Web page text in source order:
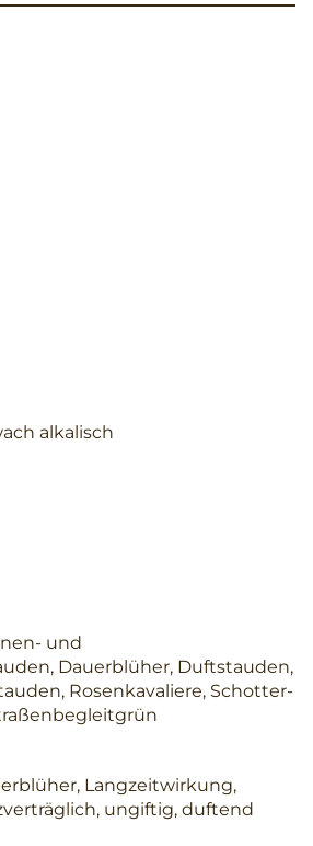
alkalisch
und
Dauerblüher, Duftstauden,
Rosenkavaliere, Schotter-
Langzeitwirkung,
ungiftig, duftend